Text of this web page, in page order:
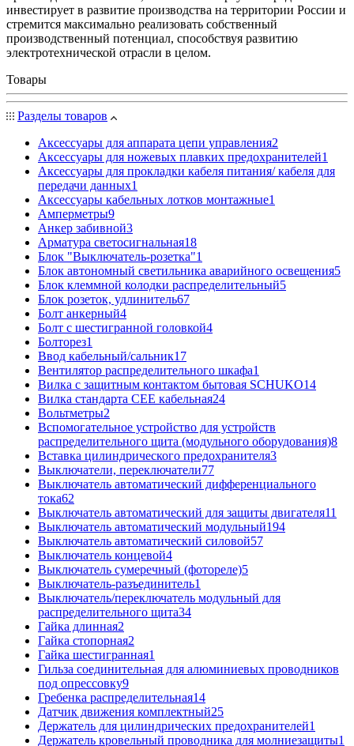
инвестирует в развитие производства на территории России и
стремится максимально реализовать собственный
производственный потенциал, способствуя развитию
электротехнической отрасли в целом.
Товары
Разделы товаров
Аксессуары для аппарата цепи управления2
Аксессуары для ножевых плавких предохранителей1
Аксессуары для прокладки кабеля питания/ кабеля для
передачи данных1
Аксессуары кабельных лотков монтажные1
Амперметры9
Анкер забивной3
Арматура светосигнальная18
Блок "Выключатель-розетка"1
Блок автономный светильника аварийного освещения5
Блок клеммной колодки распределительный5
Блок розеток, удлинитель67
Болт анкерный4
Болт с шестигранной головкой4
Болторез1
Ввод кабельный/сальник17
Вентилятор распределительного шкафа1
Вилка с защитным контактом бытовая SCHUKO14
Вилка стандарта CEE кабельная24
Вольтметры2
Вспомогательное устройство для устройств
распределительного щита (модульного оборудования)8
Вставка цилиндрического предохранителя3
Выключатели, переключатели77
Выключатель автоматический дифференциального
тока62
Выключатель автоматический для защиты двигателя11
Выключатель автоматический модульный194
Выключатель автоматический силовой57
Выключатель концевой4
Выключатель сумеречный (фотореле)5
Выключатель-разъединитель1
Выключатель/переключатель модульный для
распределительного щита34
Гайка длинная2
Гайка стопорная2
Гайка шестигранная1
Гильза соединительная для алюминиевых проводников
под опрессовку9
Гребенка распределительная14
Датчик движения комплектный25
Держатель для цилиндрических предохранителей1
Держатель кровельный проводника для молниезащиты1